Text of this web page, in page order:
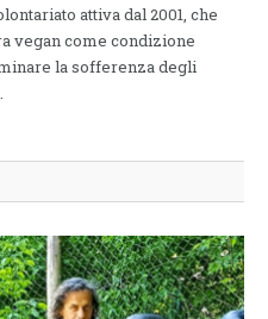
attiva dal 2001, che
vegan come condizione
la sofferenza degli